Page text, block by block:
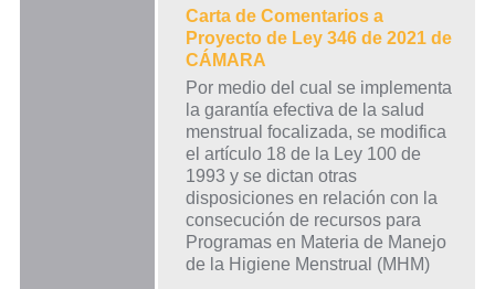
Carta de Comentarios a
Proyecto de Ley 346 de 2021 de
CÁMARA
Por medio del cual se implementa
la garantía efectiva de la salud
menstrual focalizada, se modifica
el artículo 18 de la Ley 100 de
1993 y se dictan otras
disposiciones en relación con la
consecución de recursos para
Programas en Materia de Manejo
de la Higiene Menstrual (MHM)